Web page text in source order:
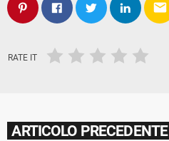
email
RATE IT
ARTICOLO PRECEDENTE